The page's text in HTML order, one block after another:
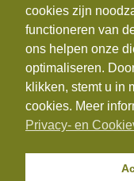
E-
BTW:
cookies zijn
functioneren van
ons helpen onze
optimaliseren.
klikken, stemt u in
cookies. Meer
Privacy- en